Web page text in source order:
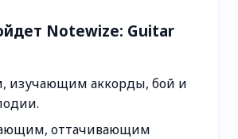
Notewize: Guitar
изучающим аккорды, бой и
оттачивающим